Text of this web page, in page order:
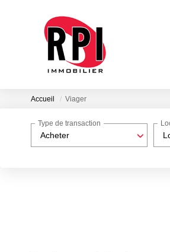
Accueil Viager
Acheter
Type de transaction